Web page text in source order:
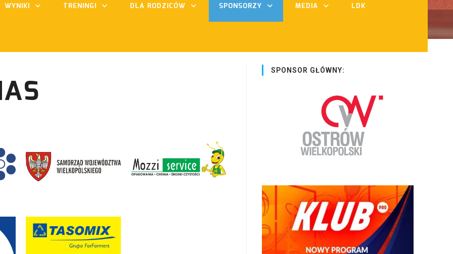
WYNIKI TRENINGI DLA RODZICÓW SPONSORZY MEDIA LDK
SPONSOR GŁÓWNY: